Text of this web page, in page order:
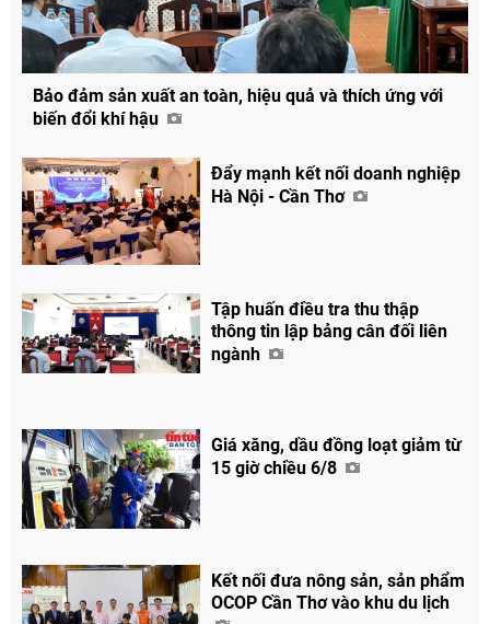
Bảo đảm sản xuất an toàn, hiệu quả và thích ứng với
biến đổi khí hậu
Đẩy mạnh kết nối doanh nghiệp
Hà Nội - Cần Thơ
Tập huấn điều tra thu thập
thông tin lập bảng cân đối liên
ngành
Giá xăng, dầu đồng loạt giảm từ
15 giờ chiều 6/8
Kết nối đưa nông sản, sản phẩm
OCOP Cần Thơ vào khu du lịch